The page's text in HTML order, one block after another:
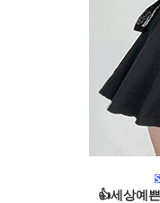
👍세상예